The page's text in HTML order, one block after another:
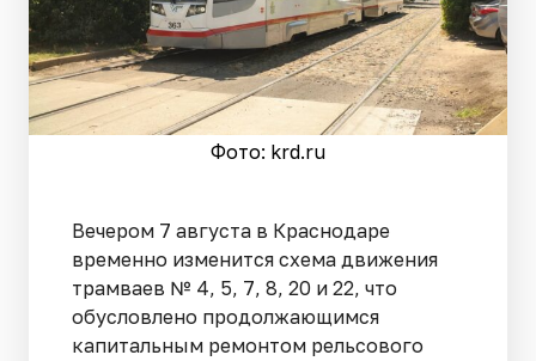
Фото: krd.ru
Вечером 7 августа в Краснодаре
временно изменится схема движения
трамваев № 4, 5, 7, 8, 20 и 22, что
обусловлено продолжающимся
капитальным ремонтом рельсового